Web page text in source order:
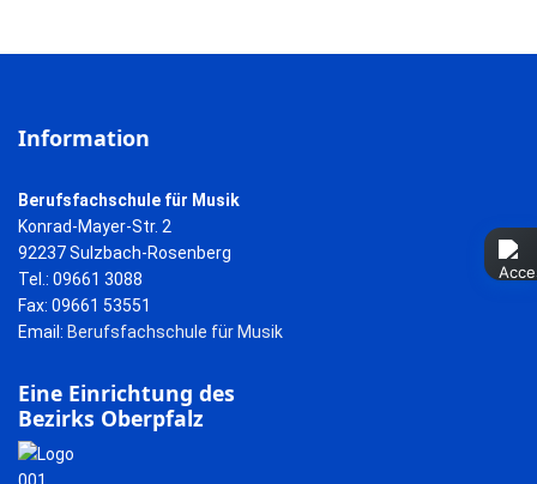
Information
Berufsfachschule für Musik
Konrad-Mayer-Str. 2
92237 Sulzbach-Rosenberg
Tel.: 09661 3088
Fax: 09661 53551
Email: Berufsfachschule für Musik
Eine Einrichtung des
Bezirks Oberpfalz